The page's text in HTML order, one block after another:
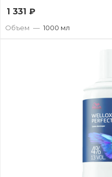
1 331 ₽
Объем — 1000 мл